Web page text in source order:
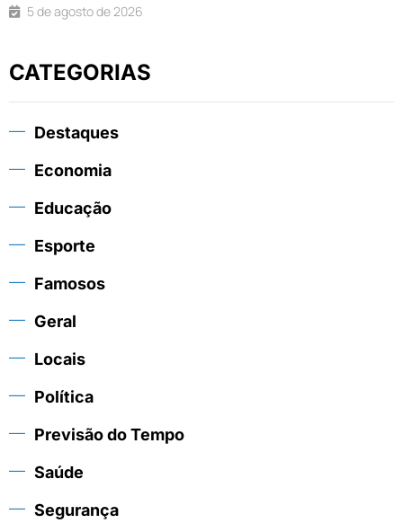
5 de agosto de 2026
CATEGORIAS
Destaques
Economia
Educação
Esporte
Famosos
Geral
Locais
Política
Previsão do Tempo
Saúde
Segurança